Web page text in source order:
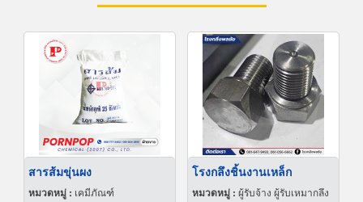
สารส้มขุ่นผง
หมวดหมู่ : เคมีภัณฑ์
โรงกลึงชิ้นงานเหล็ก
หมวดหมู่ : ผู้รับจ้าง ผู้รับเหมากลึง